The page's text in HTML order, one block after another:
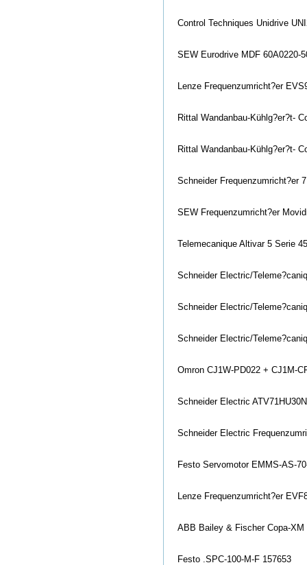
Control Techniques Unidrive
SEW Eurodrive MDF 60A0220-
Lenze Frequenzumricht?er
Rittal Wandanbau-Kühlg?er?t-
Rittal Wandanbau-Kühlg?er?t-
Schneider Frequenzumricht?er
SEW Frequenzumricht?er
Telemecanique Altivar 5 Serie
Schneider Electric/
Schneider Electric/
Schneider Electric/
Omron CJ1W-PD022 + CJ1M-
Schneider Electric
Schneider Electric
Festo Servomotor EMMS-AS-
Lenze Frequenzumricht?er
ABB Bailey & Fischer Copa-XM
Festo .SPC-100-M-F 157653